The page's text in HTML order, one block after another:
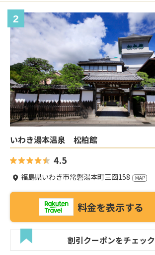
2
いわき湯本温泉 松柏館
4.5
福島県いわき市常磐湯本町三函158
料金を表示する
割引クーポンをチェック